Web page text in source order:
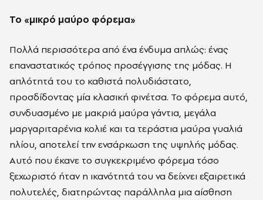
Το «μικρό μαύρο φόρεμα»
Πολλά περισσότερα από ένα ένδυμα απλώς: ένας
επαναστατικός τρόπος προσέγγισης της μόδας. Η
απλότητά του το καθιστά πολυδιάστατο,
προσδίδοντας μία κλασική φινέτσα. Το φόρεμα αυτό,
συνδυασμένο με μακριά μαύρα γάντια, μεγάλα
μαργαριταρένια κολιέ και τα τεράστια μαύρα γυαλιά
ηλίου, αποτελεί την ενσάρκωση της υψηλής μόδας.
Αυτό που έκανε το συγκεκριμένο φόρεμα τόσο
ξεχωριστό ήταν η ικανότητά του να δείχνει εξαιρετικά
πολυτελές, διατηρώντας παράλληλα μια αίσθηση